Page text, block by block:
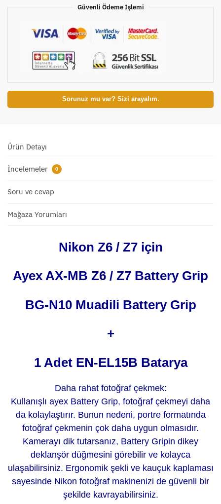
Güvenli Ödeme İşlemi
Sorunuz mu var? Sizi arayalım.
Ürün Detayı
İncelemeler 0
Soru ve cevap
Mağaza Yorumları
Nikon Z6 / Z7 için
Ayex AX-MB Z6 / Z7 Battery Grip
BG-N10 Muadili Battery Grip
+
1 Adet EN-EL15B Batarya
Daha rahat fotoğraf çekmek:
Kullanışlı ayex Battery Grip, fotoğraf çekmeyi daha
da kolaylaştırır. Bunun nedeni, portre formatında
fotoğraf çekmenin çok daha uygun olmasıdır.
Kamerayı dik tutarsanız, Battery Gripin dikey
deklanşör düğmesini görebilir ve kolayca
ulaşabilirsiniz. Ergonomik şekli ve kauçuk kaplaması
sayesinde Nikon fotoğraf makinenizi de güvenli bir
şekilde kavrayabilirsiniz.